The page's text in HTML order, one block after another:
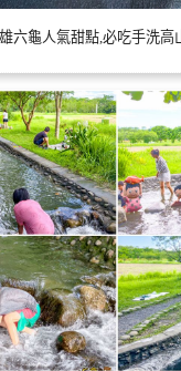
六龜人氣甜點,必吃手洗高